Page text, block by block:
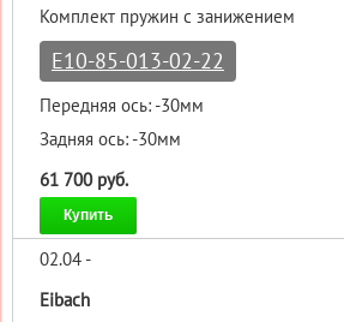
Комплект пружин с занижением
E10-85-013-02-22
Передняя ось: -30мм
Задняя ось: -30мм
61 700 руб.
Купить
02.04 -
Eibach